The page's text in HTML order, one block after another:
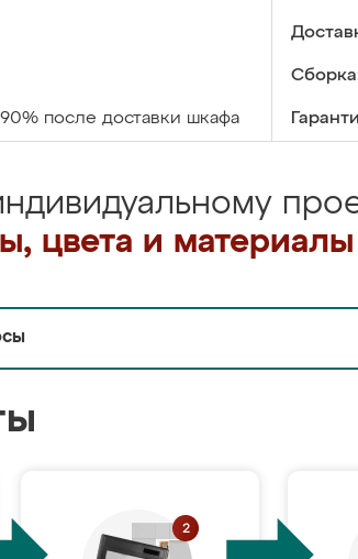
после доставки шкафа
цвета и материалы